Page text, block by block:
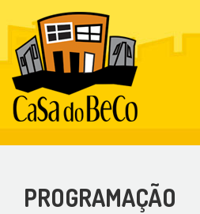
PROGRAMAÇÃO